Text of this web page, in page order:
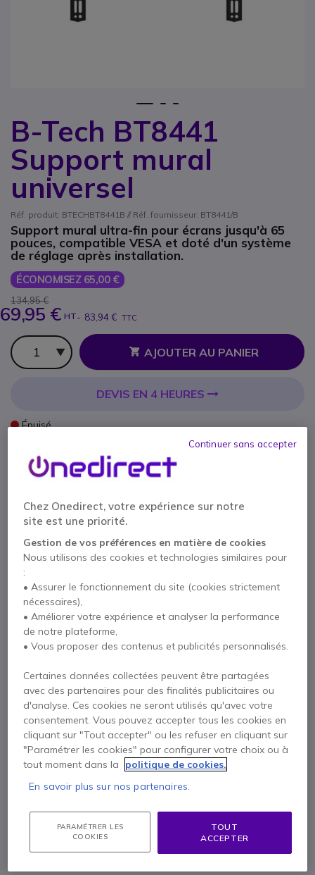
B-Tech BT8441
Support mural
universel
Réf. produit: BTECHBT8441B // Réf. fournisseur: BT8441/B
Support mural ultra-fin pour écrans jusqu'à 65
pouces, compatible VESA et doté d'un système
de réglage après installation.
ÉCONOMISEZ 65,00 €
134,95 €
69,95 € HT- 83,94 € TTC
Qté
AJOUTER AU PANIER
DEVIS EN 4 HEURES
Épuisé
10 ans de garantieconstructeur
Points Forts
Support mural ultraplat pour écrans jusqu'à 65 pouces
Capacité de charge maximale de 80 kg
Compatibilité VESA jusqu'à 455 x 400
Profil ultra-fin de seulement 30 mm
Vis de sécurité intégrées pour empêcher tout retrait non
autorisé de l'écran
Installation simplifiée par accrochage avec matériel inclus
Compatible avec les systèmes sur pied B-Tech
Livré avec
1 X Support mural B-Tech BT8441
Barres de montage verticales
Vis de sécurité
1 X Kit de fixation complet
Documentation
Contactez nos experts -
Numéro gratuit
0800 72 4000
Passer au début de la Galerie d’images
Chez Onedirect, votre expérience sur notre
site est une priorité.
Gestion de vos préférences en matière de cookies
Nous utilisons des cookies et technologies similaires pour
:
• Assurer le fonctionnement du site (cookies strictement
nécessaires),
• Améliorer votre expérience et analyser la performance
de notre plateforme,
• Vous proposer des contenus et publicités personnalisés.
Certaines données collectées peuvent être partagées
avec des partenaires pour des finalités publicitaires ou
d'analyse. Ces cookies ne seront utilisés qu'avec votre
consentement. Vous pouvez accepter tous les cookies en
cliquant sur "Tout accepter" ou les refuser en cliquant sur
"Paramétrer les cookies" pour configurer votre choix ou à
tout moment dans la
politique de cookies.
En savoir plus sur nos partenaires.
PARAMÉTRER LES
COOKIES
TOUT
ACCEPTER
Continuer sans accepter